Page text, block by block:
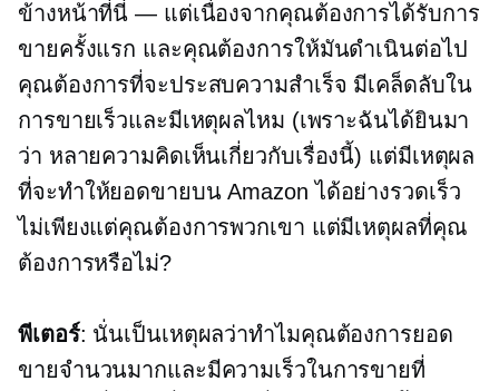
ข้างหน้าที่นี่ — แต่เนื่องจากคุณต้องการได้รับการ
ขายครั้งแรก และคุณต้องการให้มันดำเนินต่อไป
คุณต้องการที่จะประสบความสำเร็จ มีเคล็ดลับใน
การขายเร็วและมีเหตุผลไหม (เพราะฉันได้ยินมา
ว่า หลายความคิดเห็นเกี่ยวกับเรื่องนี้) แต่มีเหตุผล
ที่จะทำให้ยอดขายบน Amazon ได้อย่างรวดเร็ว
ไม่เพียงแต่คุณต้องการพวกเขา แต่มีเหตุผลที่คุณ
ต้องการหรือไม่?
พีเตอร์: นั่นเป็นเหตุผลว่าทำไมคุณต้องการยอด
ขายจำนวนมากและมีความเร็วในการขายที่